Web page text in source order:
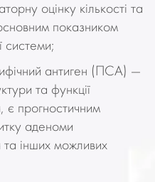
оцінку кількості та
показником
системи;
антиген (ПСА) —
та функції
є прогностичним
аденоми
та інших можливих